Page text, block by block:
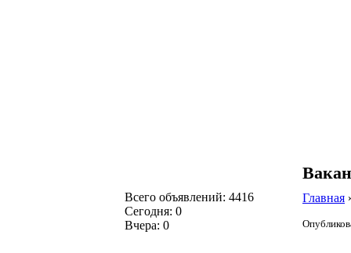
Всего объявлений: 4416
Сегодня: 0
Вчера: 0
Главная